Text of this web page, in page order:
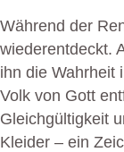
Während der
wiederentdeckt.
ihn die Wahrheit
Volk von Gott
Gleichgültigkeit
Kleider – ein